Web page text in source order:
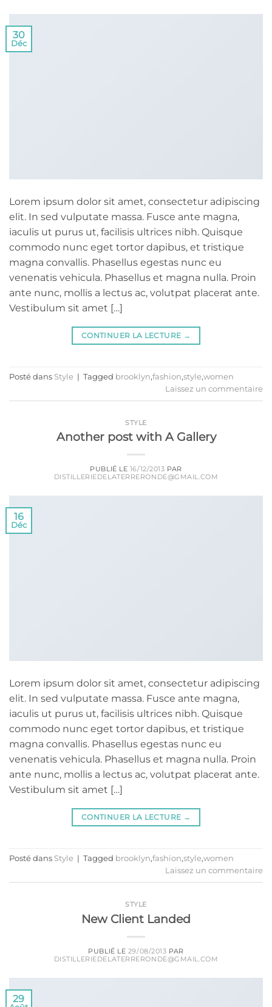
30
Déc
Lorem ipsum dolor sit amet, consectetur adipiscing
elit. In sed vulputate massa. Fusce ante magna,
iaculis ut purus ut, facilisis ultrices nibh. Quisque
commodo nunc eget tortor dapibus, et tristique
magna convallis. Phasellus egestas nunc eu
venenatis vehicula. Phasellus et magna nulla. Proin
ante nunc, mollis a lectus ac, volutpat placerat ante.
Vestibulum sit amet […]
CONTINUER LA LECTURE →
Posté dans Style | Tagged brooklyn,fashion,style,women
Laissez un commentaire
STYLE
Another post with A Gallery
PUBLIÉ LE 16/12/2013 PAR
DISTILLERIEDELATERRERONDE@GMAIL.COM
16
Déc
Lorem ipsum dolor sit amet, consectetur adipiscing
elit. In sed vulputate massa. Fusce ante magna,
iaculis ut purus ut, facilisis ultrices nibh. Quisque
commodo nunc eget tortor dapibus, et tristique
magna convallis. Phasellus egestas nunc eu
venenatis vehicula. Phasellus et magna nulla. Proin
ante nunc, mollis a lectus ac, volutpat placerat ante.
Vestibulum sit amet […]
CONTINUER LA LECTURE →
Posté dans Style | Tagged brooklyn,fashion,style,women
Laissez un commentaire
STYLE
New Client Landed
PUBLIÉ LE 29/08/2013 PAR
DISTILLERIEDELATERRERONDE@GMAIL.COM
29